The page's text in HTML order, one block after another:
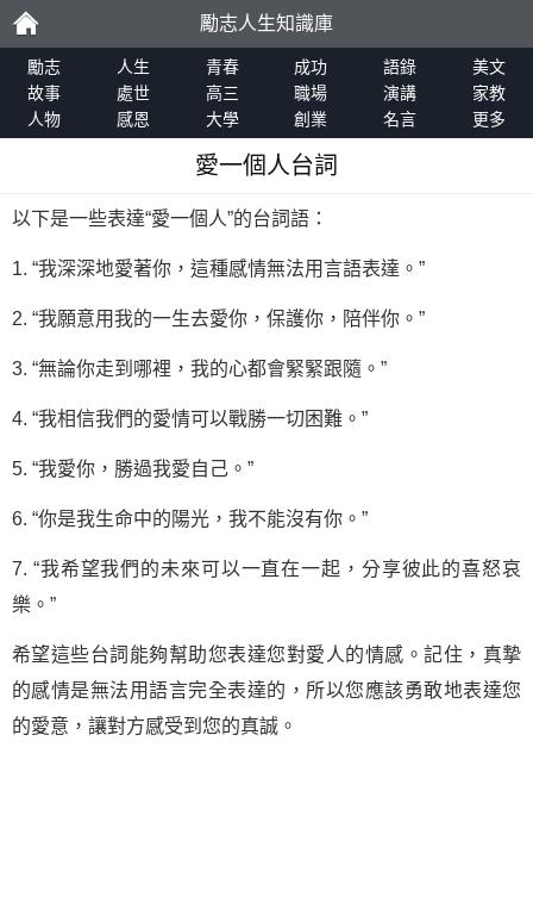
勵
志
勵志人生知識庫
勵志 人生 青春 成功 語錄
美文
故事
處世 高三 職場 演講
家教
人物
感恩 大學 創業 名言 更多
愛一個人台詞
以下是一些表達“愛一個人”的台詞語：
1. “我深深地愛著你，這種感情無法用言語表達。”
2. “我願意用我的一生去愛你，保護你，陪伴你。”
3. “無論你走到哪裡，我的心都會緊緊跟隨。”
4. “我相信我們的愛情可以戰勝一切困難。”
5. “我愛你，勝過我愛自己。”
6. “你是我生命中的陽光，我不能沒有你。”
7. “我希望我們的未來可以一直在一起，分享彼此的喜怒哀
樂。”
希望這些台詞能夠幫助您表達您對愛人的情感。記住，真摯
的感情是無法用語言完全表達的，所以您應該勇敢地表達您
的愛意，讓對方感受到您的真誠。